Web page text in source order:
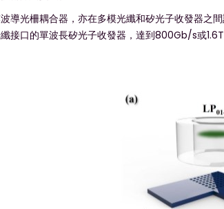
導光柵耦合器，亦在多模光纖和矽光子收發器之
接口的單波長矽光子收發器，達到800Gb/s或